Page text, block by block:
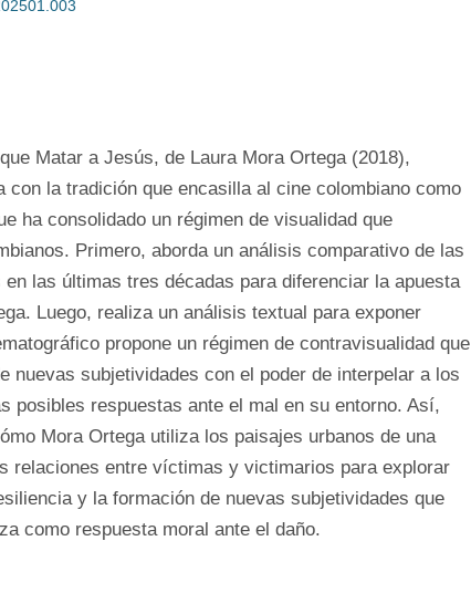
Matar a Jesús, de Laura Mora Ortega (2018),
con la tradición que encasilla al cine colombiano como
ha consolidado un régimen de visualidad que
Primero, aborda un análisis comparativo de las
las últimas tres décadas para diferenciar la apuesta
Luego, realiza un análisis textual para exponer
propone un régimen de contravisualidad que
nuevas subjetividades con el poder de interpelar a los
posibles respuestas ante el mal en su entorno. Así,
Mora Ortega utiliza los paisajes urbanos de una
relaciones entre víctimas y victimarios para explorar
y la formación de nuevas subjetividades que
como respuesta moral ante el daño.